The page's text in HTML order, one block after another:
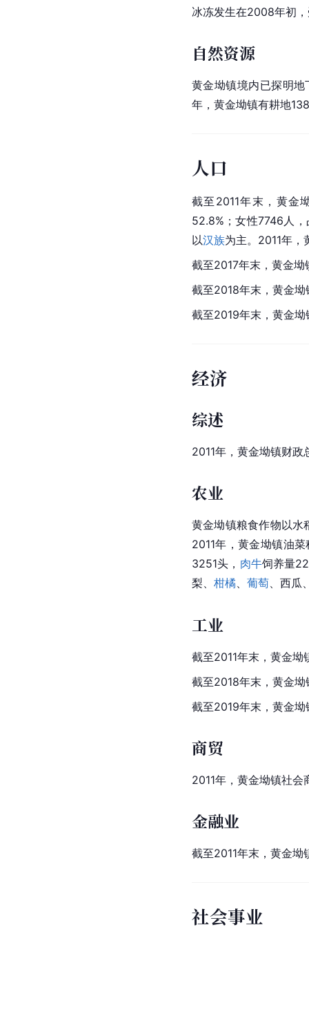
冰冻发生在2008年初
自然资源
黄金坳镇境内已探明
年，黄金坳镇有耕地
人口
截至2011年末，黄金
52.8%；女性7746人
以汉族为主。2011年
截至2017年末，黄金
截至2018年末，黄金
截至2019年末，黄金
经济
综述
2011年，黄金坳镇财
农业
黄金坳镇粮食作物以
2011年，黄金坳镇油
3251头， 肉牛饲养量
梨、 柑橘、 葡萄、西瓜
工业
截至2011年末，黄金
截至2018年末，黄金
截至2019年末，黄金
商贸
2011年，黄金坳镇社
金融业
截至2011年末，黄金
社会事业